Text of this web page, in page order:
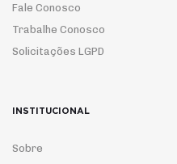
Fale Conosco
Trabalhe Conosco
Solicitações LGPD
INSTITUCIONAL
Sobre